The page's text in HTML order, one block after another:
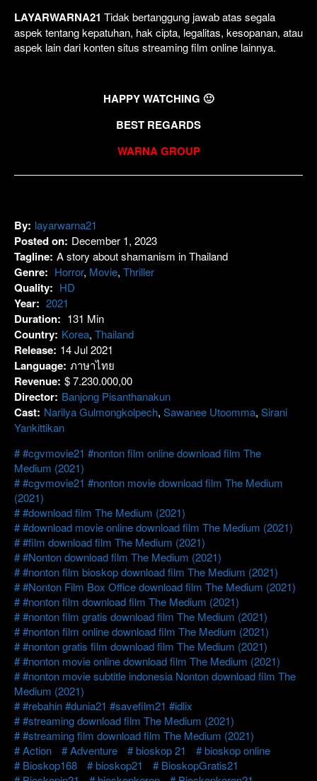
LAYARWARNA21 Tidak bertanggung jawab atas segala
aspek tentang kepatuhan, hak cipta, legalitas, kesopanan, atau
aspek lain dari konten situs streaming film online lainnya.
HAPPY WATCHING 🙂
BEST REGARDS
WARNA GROUP
By: layarwarna21
Posted on: December 1, 2023
Tagline: A story about shamanism in Thailand
Genre: Horror, Movie, Thriller
Quality: HD
Year: 2021
Duration: 131 Min
Country: Korea, Thailand
Release: 14 Jul 2021
Language: ภาษาไทย
Revenue: $ 7.230.000,00
Director: Banjong Pisanthanakun
Cast: Narilya Gulmongkolpech, Sawanee Utoomma, Sirani
Yankittikan
#cgvmovie21 #nonton film online download film The
Medium (2021)
#cgvmovie21 #nonton movie download film The Medium
(2021)
#download film The Medium (2021)
#download movie online download film The Medium (2021)
#film download film The Medium (2021)
#Nonton download film The Medium (2021)
#nonton film bioskop download film The Medium (2021)
#Nonton Film Box Office download film The Medium (2021)
#nonton film download film The Medium (2021)
#nonton film gratis download film The Medium (2021)
#nonton film online download film The Medium (2021)
#nonton gratis film download film The Medium (2021)
#nonton movie online download film The Medium (2021)
#nonton movie subtitle indonesia Nonton download film The
Medium (2021)
#rebahin #dunia21 #savefilm21 #idlix
#streaming download film The Medium (2021)
#streaming film download film The Medium (2021)
Action
Adventure bioskop 21
bioskop online
Bioskop168
bioskop21
BioskopGratis21